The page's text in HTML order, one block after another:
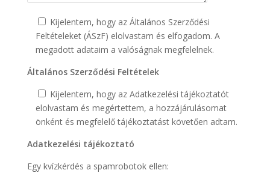
Kijelentem, hogy az Általános Szerződési
Feltételeket (ÁSzF) elolvastam és elfogadom. A
megadott adataim a valóságnak megfelelnek.
Általános Szerződési Feltételek
Kijelentem, hogy az Adatkezelési tájékoztatót
elolvastam és megértettem, a hozzájárulásomat
önként és megfelelő tájékoztatást követően adtam.
Adatkezelési tájékoztató
Egy kvízkérdés a spamrobotok ellen: